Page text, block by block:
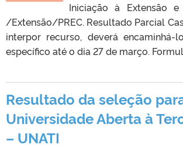
Iniciação à Extensão
/Extensão/PREC. Resultado Parcial
interpor recurso, deverá encaminhá-
específico até o dia 27 de março.
Resultado da seleção
Universidade Aberta à
– UNATI